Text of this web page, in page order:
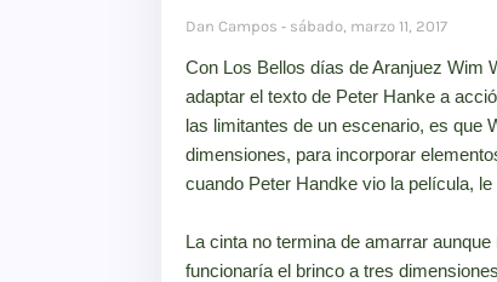
Dan Campos sábado, marzo 11, 2017
Con Los Bellos días de Aranjuez Wim
adaptar el texto de Peter Hanke a
las limitantes de un escenario, es que
dimensiones, para incorporar
cuando Peter Handke vio la película,
La cinta no termina de amarrar
funcionaría el brinco a tres